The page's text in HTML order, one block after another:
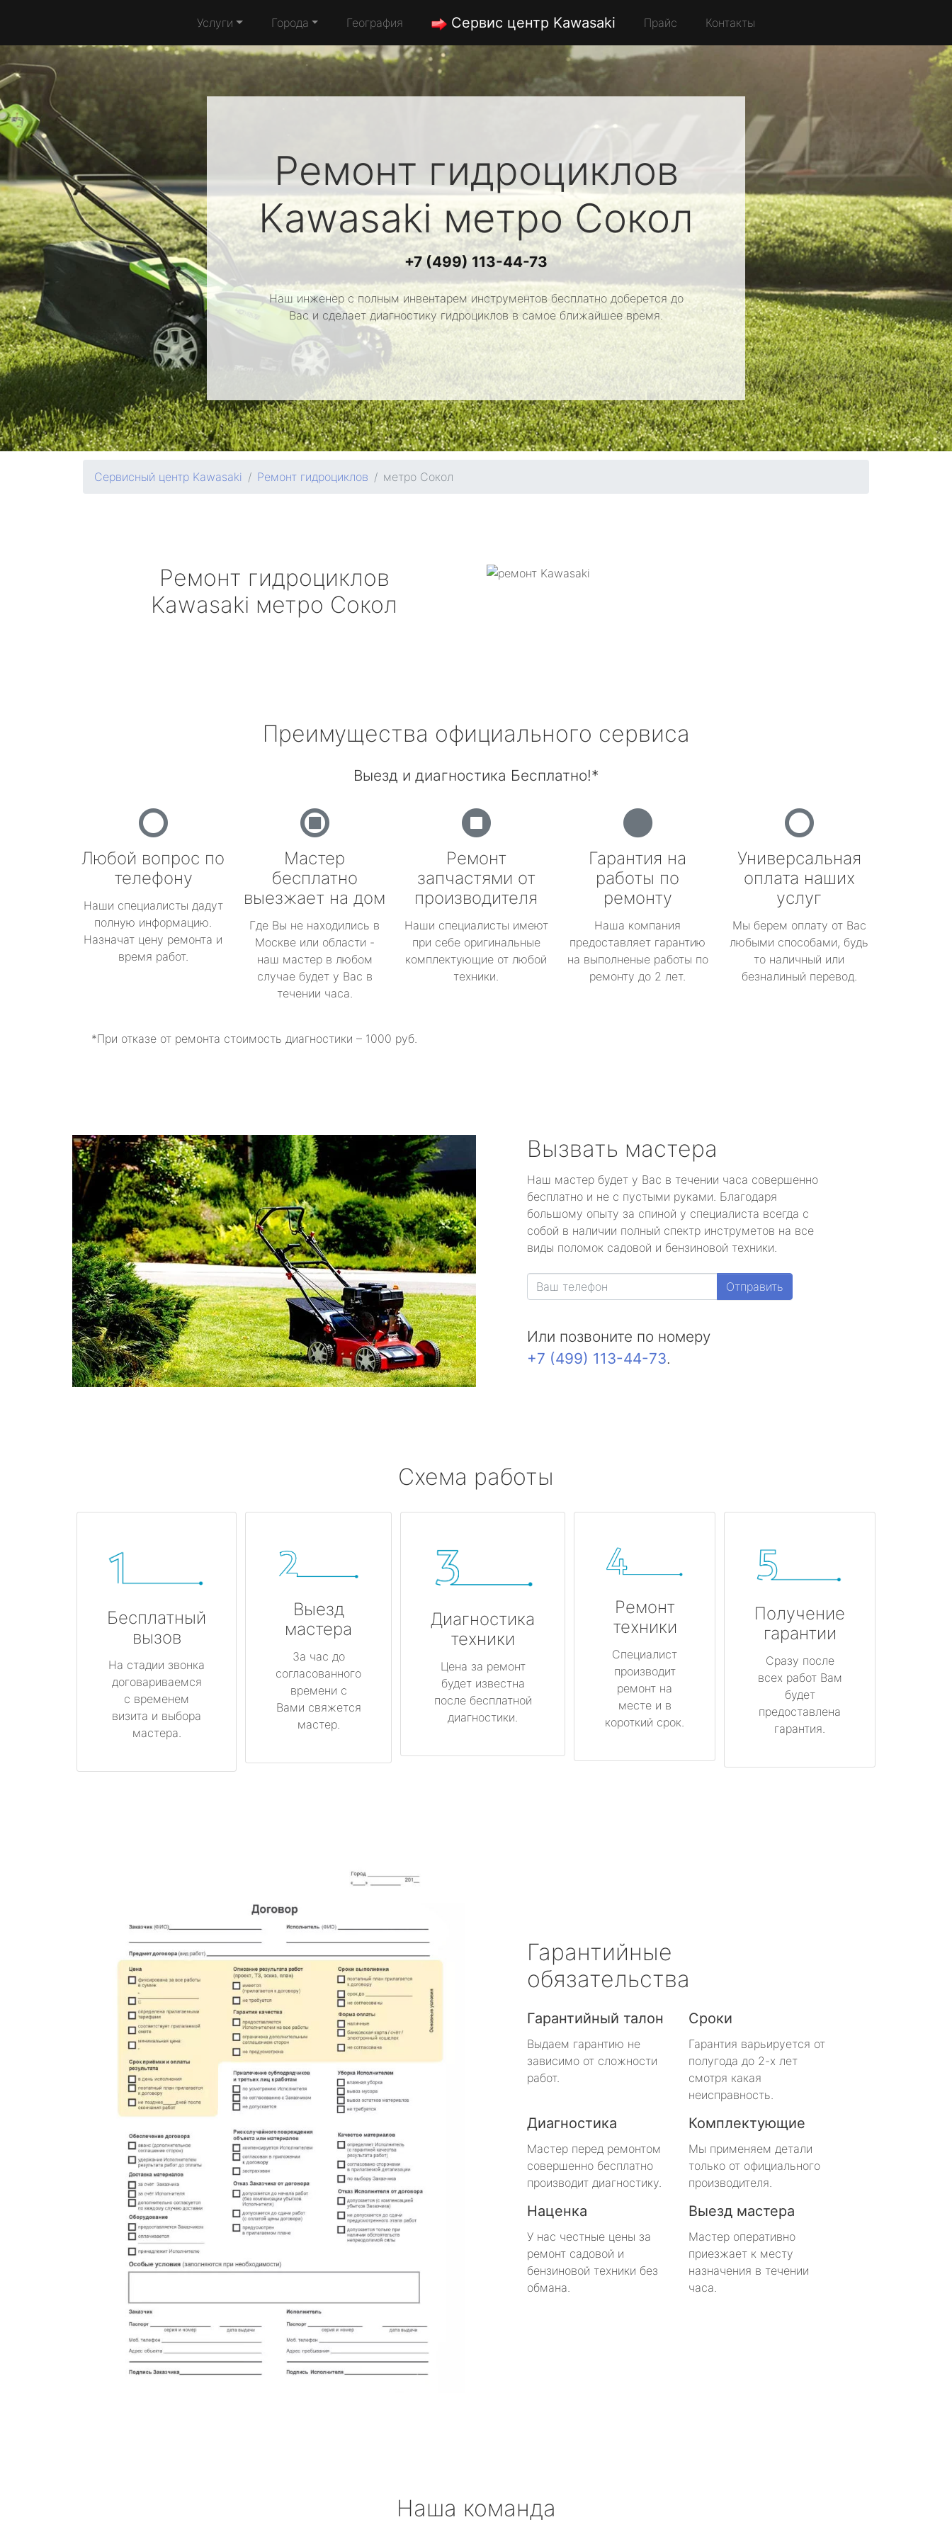
Услуги Города География Сервис центр Kawasaki Прайс Контакты
Ремонт гидроциклов
Kawasakiметро Сокол
+7 (499) 113-44-73
Наш инженер с полным инвентарем инструментов бесплатно доберется до
Вас и сделает диагностику гидроциклов в самое ближайшее время.
Сервисный центр Kawasaki Ремонт гидроциклов метро Сокол
Ремонт гидроциклов
Kawasaki метро Сокол
Преимущества официального сервиса
Выезд и диагностика Бесплатно!*
Любой вопрос по
телефону
Наши специалисты дадут
полную информацию.
Назначат цену ремонта и
время работ.
Мастер
бесплатно
выезжает на дом
Где Вы не находились в
Москве или области -
наш мастер в любом
случае будет у Вас в
течении часа.
Ремонт
запчастями от
производителя
Наши специалисты имеют
при себе оригинальные
комплектующие от любой
техники.
Гарантия на
работы по
ремонту
Наша компания
предоставляет гарантию
на выполненые работы по
ремонту до 2 лет.
Универсальная
оплата наших
услуг
Мы берем оплату от Вас
любыми способами, будь
то наличный или
безналиный перевод.
*При отказе от ремонта стоимость диагностики – 1000 руб.
Вызвать мастера
Наш мастер будет у Вас в течении часа совершенно
бесплатно и не с пустыми руками. Благодаря
большому опыту за спиной у специалиста всегда с
собой в наличии полный спектр инструметов на все
виды поломок садовой и бензиновой техники.
Отправить
Или позвоните по номеру
+7 (499) 113-44-73.
Схема работы
Бесплатный
вызов
На стадии звонка
договариваемся
с временем
визита и выбора
мастера.
Выезд
мастера
За час до
согласованного
времени с
Вами свяжется
мастер.
Диагностика
техники
Цена за ремонт
будет известна
после бесплатной
диагностики.
Ремонт
техники
Специалист
производит
ремонт на
месте и в
короткий срок.
Получение
гарантии
Сразу после
всех работ Вам
будет
предоставлена
гарантия.
Гарантийные
обязательства
Гарантийный талон
Выдаем гарантию не
зависимо от сложности
работ.
Сроки
Гарантия варьируется от
полугода до 2-х лет
смотря какая
неисправность.
Диагностика
Мастер перед ремонтом
совершенно бесплатно
производит диагностику.
Комплектующие
Мы применяем детали
только от официального
производителя.
Наценка
У нас честные цены за
ремонт садовой и
бензиновой техники без
обмана.
Выезд мастера
Мастер оперативно
приезжает к месту
назначения в течении
часа.
Наша команда